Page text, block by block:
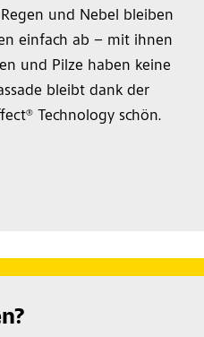
und Nebel bleiben
einfach ab – mit ihnen
und Pilze haben keine
bleibt dank der
Technology schön.